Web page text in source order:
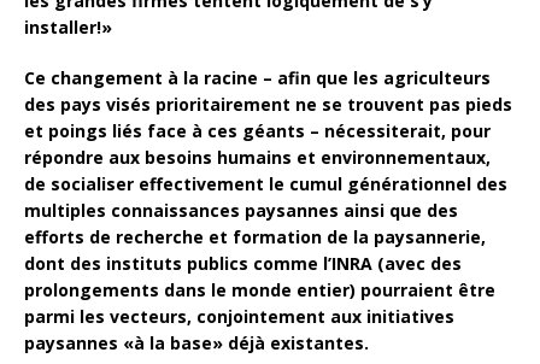
installer!»
Ce changement à la racine – afin que les agriculteurs
des pays visés prioritairement ne se trouvent pas pieds
et poings liés face à ces géants – nécessiterait, pour
répondre aux besoins humains et environnementaux,
de socialiser effectivement le cumul générationnel des
multiples connaissances paysannes ainsi que des
efforts de recherche et formation de la paysannerie,
dont des instituts publics comme l’INRA (avec des
prolongements dans le monde entier) pourraient être
parmi les vecteurs, conjointement aux initiatives
paysannes «à la base» déjà existantes.